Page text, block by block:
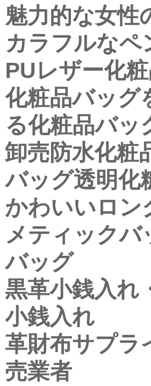
魅力的な女性
カラフルなペ
PUレザー化
化粧品バッグ
る化粧品バッ
卸売防水化粧
バッグ透明化
かわいいロン
メティックバ
バッグ
黒革小銭入れ
小銭入れ
革財布サプラ
売業者